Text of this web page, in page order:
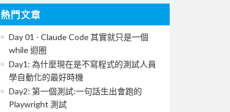
熱門文章
Day 01 - Claude Code 其實就只是一個
while 迴圈
Day1: 為什麼現在是不寫程式的測試人員
學自動化的最好時機
Day2: 第一個測試:一句話生出會跑的
Playwright 測試